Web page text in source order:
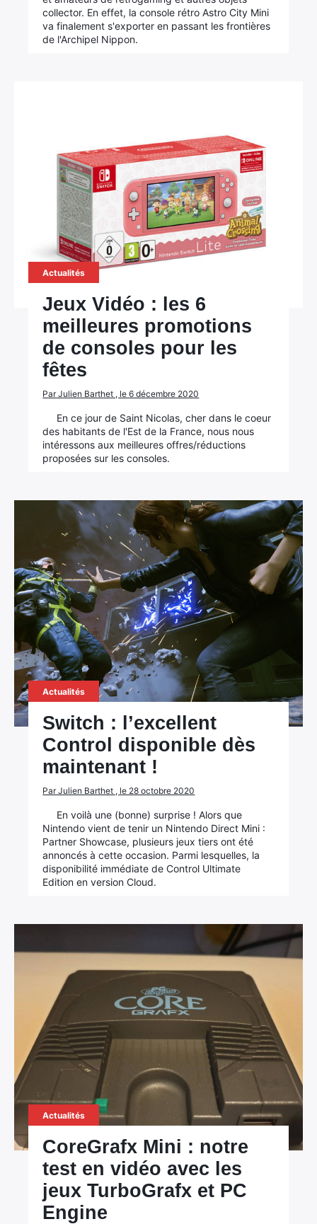
collector. En effet, la console rétro Astro City Mini
va finalement s'exporter en passant les frontières
de l'Archipel Nippon.
Actualités
Jeux Vidéo : les 6
meilleures promotions
de consoles pour les
fêtes
Par Julien Barthet , le 6 décembre 2020
En ce jour de Saint Nicolas, cher dans le coeur
des habitants de l'Est de la France, nous nous
intéressons aux meilleures offres/réductions
proposées sur les consoles.
Actualités
Switch : l’excellent
Control disponible dès
maintenant !
Par Julien Barthet , le 28 octobre 2020
En voilà une (bonne) surprise ! Alors que
Nintendo vient de tenir un Nintendo Direct Mini :
Partner Showcase, plusieurs jeux tiers ont été
annoncés à cette occasion. Parmi lesquelles, la
disponibilité immédiate de Control Ultimate
Edition en version Cloud.
Actualités
CoreGrafx Mini : notre
test en vidéo avec les
jeux TurboGrafx et PC
Engine